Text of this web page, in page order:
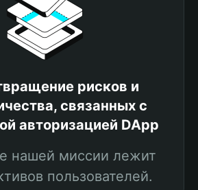
рисков и
связанных с
авторизацией DApp
нашей миссии лежит
пользователей.